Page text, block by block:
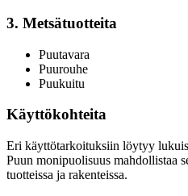
3. Metsätuotteita
Puutavara
Puurouhe
Puukuitu
Käyttökohteita
Eri käyttötarkoituksiin löytyy
Puun monipuolisuus mahdollistaa
tuotteissa ja rakenteissa.